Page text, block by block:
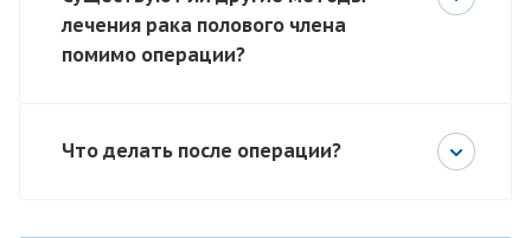
лечения рака полового члена
помимо операции?
Что делать после операции?